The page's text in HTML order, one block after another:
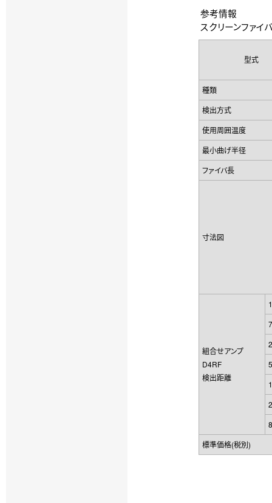
参考情報
スクリーンファイ
型式
種類
検出方式
使用周囲温度
最小曲げ半径
ファイバ長
寸法図
組合せアンプ
D4RF
検出距離
標準価格(税別)